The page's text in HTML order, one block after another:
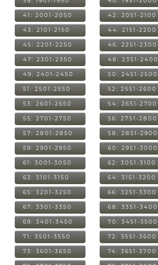
41: 2001-2050 42: 2051-2100
43: 2101-2150 44: 2151-2200
45: 2201-2250 46: 2251-2300
47: 2301-2350 48: 2351-2400
49: 2401-2450 50: 2451-2500
51: 2501-2550 52: 2551-2600
53: 2601-2650 54: 2651-2700
55: 2701-2750 56: 2751-2800
57: 2801-2850 58: 2851-2900
59: 2901-2950 60: 2951-3000
61: 3001-3050 62: 3051-3100
63: 3101-3150 64: 3151-3200
65: 3201-3250 66: 3251-3300
67: 3301-3350 68: 3351-3400
69: 3401-3450 70: 3451-3500
71: 3501-3550 72: 3551-3600
73: 3601-3650 74: 3651-3700